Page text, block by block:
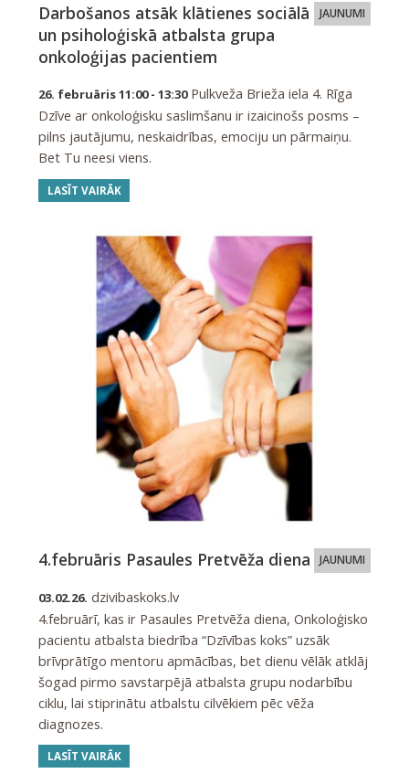
JAUNUMI
Darbošanos atsāk klātienes sociālā
un psiholoģiskā atbalsta grupa
onkoloģijas pacientiem
26. februāris 11:00 - 13:30Pulkveža Brieža iela 4. Rīga
Dzīve ar onkoloģisku saslimšanu ir izaicinošs posms –
pilns jautājumu, neskaidrības, emociju un pārmaiņu.
Bet Tu neesi viens.
LASĪT VAIRĀK
JAUNUMI
4.februāris Pasaules Pretvēža diena
03.02.26. dzivibaskoks.lv
4.februārī, kas ir Pasaules Pretvēža diena, Onkoloģisko
pacientu atbalsta biedrība “Dzīvības koks” uzsāk
brīvprātīgo mentoru apmācības, bet dienu vēlāk atklāj
šogad pirmo savstarpējā atbalsta grupu nodarbību
ciklu, lai stiprinātu atbalstu cilvēkiem pēc vēža
diagnozes.
LASĪT VAIRĀK